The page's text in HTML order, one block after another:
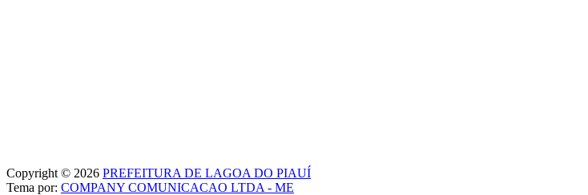
Copyright © 2026 PREFEITURA DE LAGOA DO PIAUÍ
Tema por: COMPANY COMUNICACAO LTDA - ME